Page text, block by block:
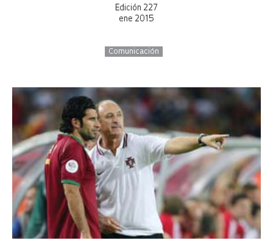
Edición 227
ene 2015
Comunicación